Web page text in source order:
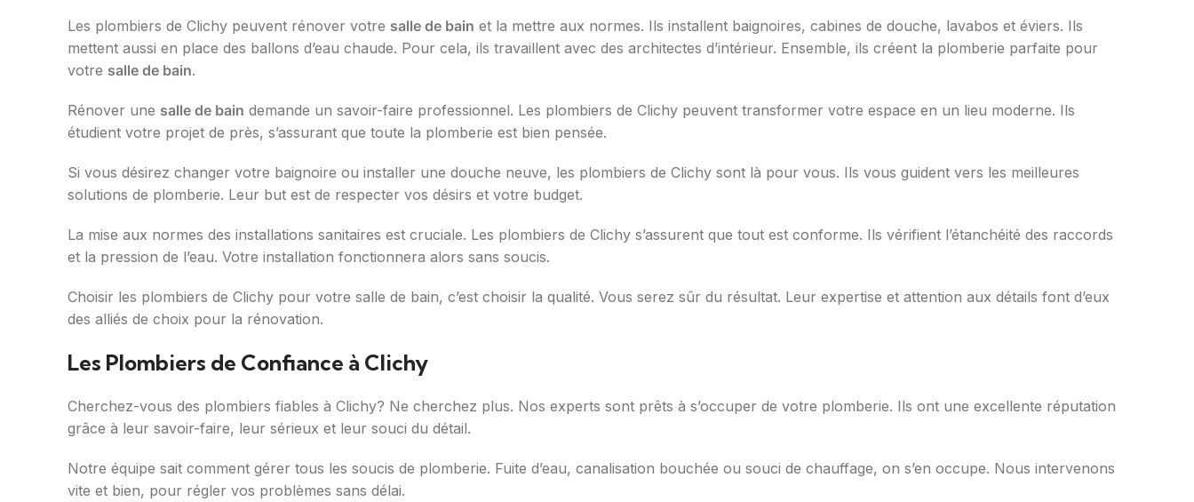
Les plombiers de Clichy peuvent rénover votre salle de bain et la mettre aux normes. Ils installent baignoires, cabines de douche, lavabos et éviers. Ils
mettent aussi en place des ballons d’eau chaude. Pour cela, ils travaillent avec des architectes d’intérieur. Ensemble, ils créent la plomberie parfaite pour
votre salle de bain.
Rénover une salle de bain demande un savoir-faire professionnel. Les plombiers de Clichy peuvent transformer votre espace en un lieu moderne. Ils
étudient votre projet de près, s’assurant que toute la plomberie est bien pensée.
Si vous désirez changer votre baignoire ou installer une douche neuve, les plombiers de Clichy sont là pour vous. Ils vous guident vers les meilleures
solutions de plomberie. Leur but est de respecter vos désirs et votre budget.
La mise aux normes des installations sanitaires est cruciale. Les plombiers de Clichy s’assurent que tout est conforme. Ils vérifient l’étanchéité des raccords
et la pression de l’eau. Votre installation fonctionnera alors sans soucis.
Choisir les plombiers de Clichy pour votre salle de bain, c’est choisir la qualité. Vous serez sûr du résultat. Leur expertise et attention aux détails font d’eux
des alliés de choix pour la rénovation.
Les Plombiers de Confiance à Clichy
Cherchez-vous des plombiers fiables à Clichy? Ne cherchez plus. Nos experts sont prêts à s’occuper de votre plomberie. Ils ont une excellente réputation
grâce à leur savoir-faire, leur sérieux et leur souci du détail.
Notre équipe sait comment gérer tous les soucis de plomberie. Fuite d’eau, canalisation bouchée ou souci de chauffage, on s’en occupe. Nous intervenons
vite et bien, pour régler vos problèmes sans délai.